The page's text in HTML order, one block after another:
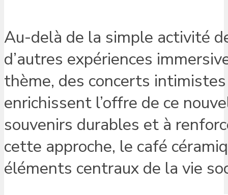
Au-delà de la simple activité
d’autres expériences
thème, des concerts
enrichissent l’offre de ce
souvenirs durables et à
cette approche, le café
éléments centraux de la vie